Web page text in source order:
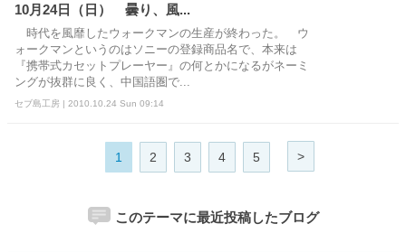
10月24日（日） 曇り、風...
時代を風靡したウォークマンの生産が終わった。 ウ
ォークマンというのはソニーの登録商品名で、本来は
『携帯式カセットプレーヤー』の何とかになるがネーミ
ングが抜群に良く、中国語圏で...
セブ島工房 | 2010.10.24 Sun 09:14
1 2 3 4 5 >
このテーマに最近投稿したブログ